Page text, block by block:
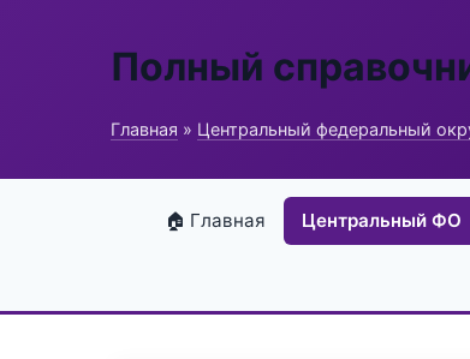
Полный
Главная » Центральный федеральный
🏠 Главная Центральный ФО